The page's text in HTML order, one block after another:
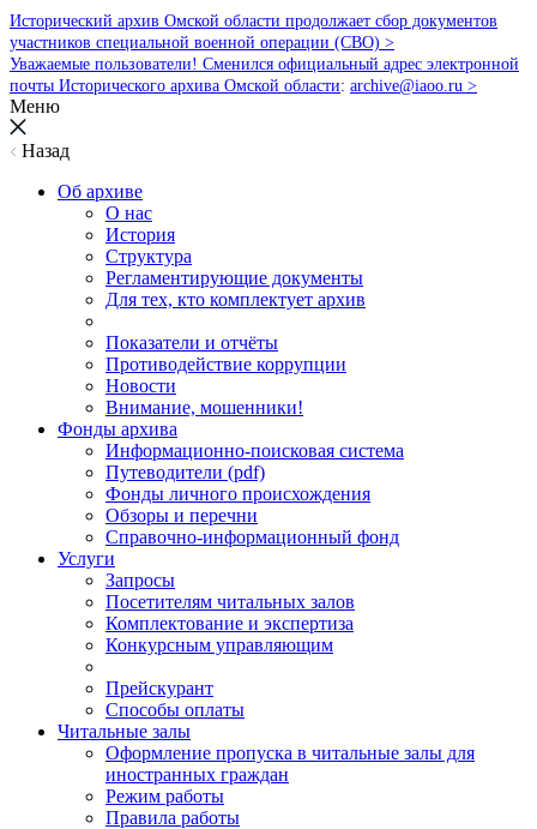
Исторический архив Омской области продолжает сбор документов
участников специальной военной операции (СВО) >
Уважаемые пользователи! Сменился официальный адрес электронной
почты Исторического архива Омской области: archive@iaoo.ru >
Меню
Назад
Об архиве
О нас
История
Структура
Регламентирующие документы
Для тех, кто комплектует архив
Показатели и отчёты
Противодействие коррупции
Новости
Внимание, мошенники!
Фонды архива
Информационно-поисковая система
Путеводители (pdf)
Фонды личного происхождения
Обзоры и перечни
Справочно-информационный фонд
Услуги
Запросы
Посетителям читальных залов
Комплектование и экспертиза
Конкурсным управляющим
Прейскурант
Способы оплаты
Читальные залы
Оформление пропуска в читальные залы для
иностранных граждан
Режим работы
Правила работы